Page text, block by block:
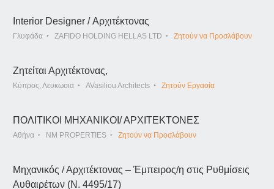
Interior Designer / Αρχιτέκτονας
Γλυφάδα ZAFIDO HOLDING HELLAS LTD Ζητούν να Προσλάβουν
Ζητείται Αρχιτέκτονας,
Κύπρος, Λευκωσια AVasiliou Architects Ζητούν Εργασία
ΠΟΛΙΤΙΚΟΙ ΜΗΧΑΝΙΚΟΙ/ ΑΡΧΙΤΕΚΤΟΝΕΣ
Αθήνα NM PROPERTIES Ζητούν να Προσλάβουν
Μηχανικός / Αρχιτέκτονας – Έμπειρος/η στις Ρυθμίσεις
Αυθαιρέτων (Ν. 4495/17)